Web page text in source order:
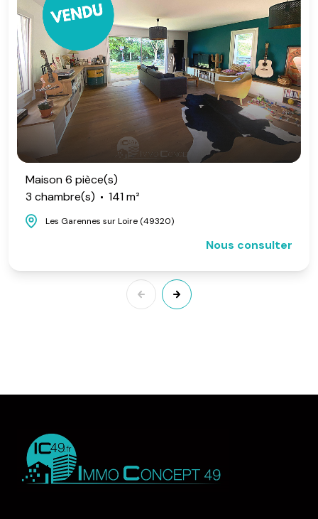
Maison 6 pièce(s)
3 chambre(s)
141 m²
Les Garennes sur Loire (49320)
Nous consulter